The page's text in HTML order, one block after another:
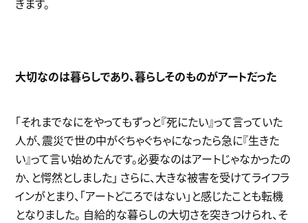
きます。
大切なのは暮らしであり、暮らしそのものがアートだった
「それまでなにをやってもずっと『死にたい』って言っていた
人が、震災で世の中がぐちゃぐちゃになったら急に『生きた
い』って言い始めたんです。必要なのはアートじゃなかったの
か、と愕然としました」 さらに、大きな被害を受けてライフラ
インがとまり、「アートどころではない」と感じたことも転機
となりました。 自給的な暮らしの大切さを突きつけられ、そ